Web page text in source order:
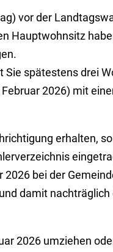
vor der
Hauptwohnsitz
Sie spätestens drei
2026) mit
erhalten,
2026 bei der
damit
2026 umziehen